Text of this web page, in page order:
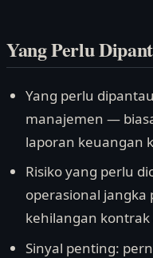
Yang Perlu
Yang perlu
manajemen —
laporan keuangan
Risiko yang perlu
operasional
kehilangan
Sinyal penting: